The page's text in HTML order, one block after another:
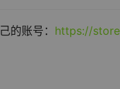
的账号： https://